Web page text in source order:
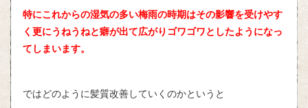
特にこれからの湿気の多い梅雨の時期はその影響を受けやす
く更にうねうねと癖が出て広がりゴワゴワとしたようになっ
てしまいます。
ではどのように髪質改善していくのかというと